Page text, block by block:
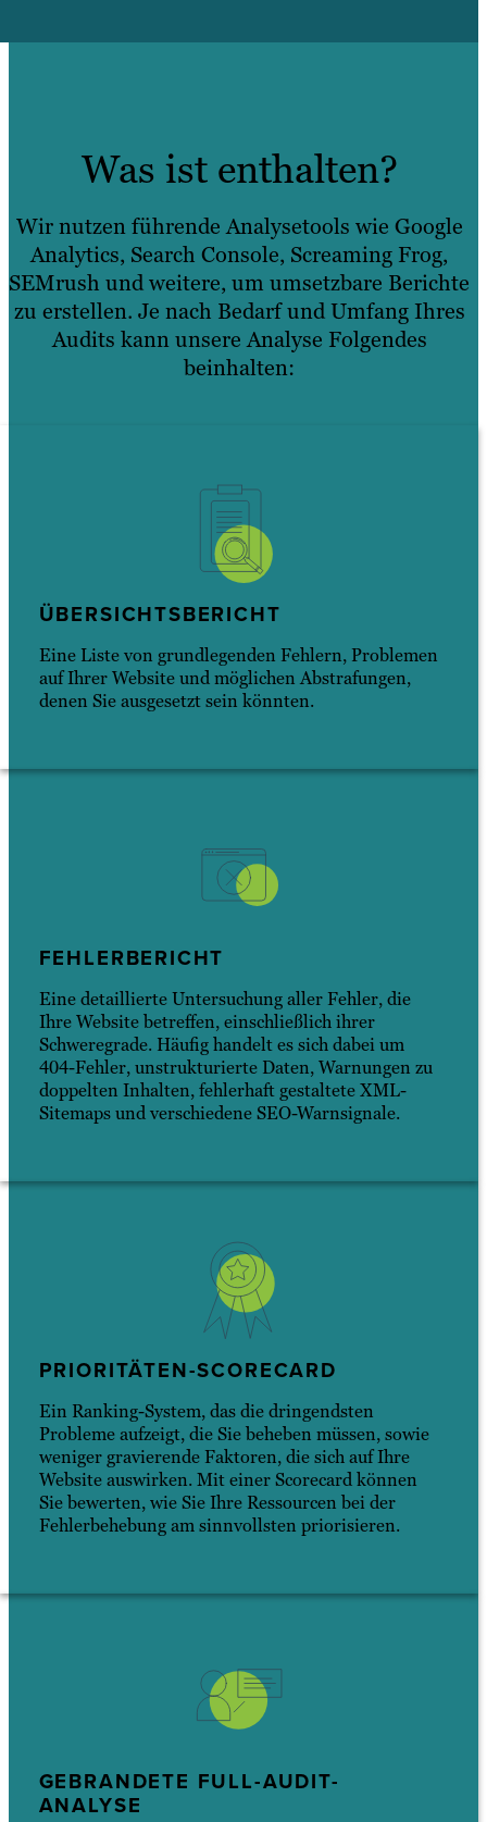
Was ist enthalten?
Wir nutzen führende Analysetools wie Google
Analytics, Search Console, Screaming Frog,
SEMrush und weitere, um umsetzbare Berichte
zu erstellen. Je nach Bedarf und Umfang Ihres
Audits kann unsere Analyse Folgendes
beinhalten:
ÜBERSICHTSBERICHT
Eine Liste von grundlegenden Fehlern, Problemen
auf Ihrer Website und möglichen Abstrafungen,
denen Sie ausgesetzt sein könnten.
FEHLERBERICHT
Eine detaillierte Untersuchung aller Fehler, die
Ihre Website betreffen, einschließlich ihrer
Schweregrade. Häufig handelt es sich dabei um
404-Fehler, unstrukturierte Daten, Warnungen zu
doppelten Inhalten, fehlerhaft gestaltete XML-
Sitemaps und verschiedene SEO-Warnsignale.
PRIORITÄTEN-SCORECARD
Ein Ranking-System, das die dringendsten
Probleme aufzeigt, die Sie beheben müssen, sowie
weniger gravierende Faktoren, die sich auf Ihre
Website auswirken. Mit einer Scorecard können
Sie bewerten, wie Sie Ihre Ressourcen bei der
Fehlerbehebung am sinnvollsten priorisieren.
GEBRANDETE FULL-AUDIT-
ANALYSE